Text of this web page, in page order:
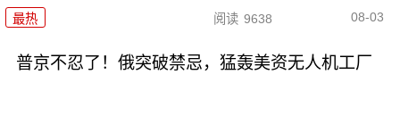
最热 阅读 9638 08-03
普京不忍了！俄突破禁忌，猛轰美资无人机工厂